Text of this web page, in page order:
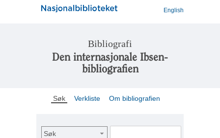
English
Bibliografi
Den internasjonale Ibsen-
bibliografien
Søk Verkliste Om bibliografien
Søk